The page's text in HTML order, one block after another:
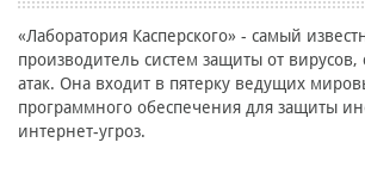
«Лаборатория Касперского» - самый
производитель систем защиты от вирусов,
атак. Она входит в пятерку ведущих
программного обеспечения для защиты
интернет-угроз.